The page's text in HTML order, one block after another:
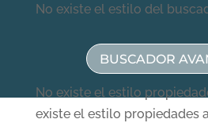
No existe el estilo del
BUSCADOR
No existe el estilo
existe el estilo propiedades